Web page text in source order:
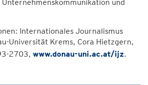
und
Internationales Journalismus
Universität Krems, Cora Hietzgern,
2703, www.donau-uni.ac.at/ijz.